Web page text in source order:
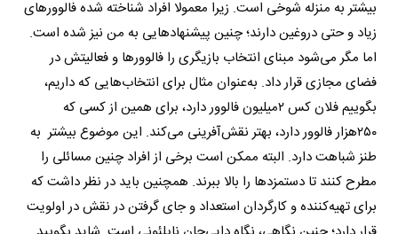
بیشتر به منزله شوخی است. زیرا معمولا افراد شناخته شده فالوور‌های
زیاد و حتی دروغین دارند؛ چنین پیشنهاد‌هایی به من نیز شده است.
اما مگر می‌شود مبنای انتخاب بازیگری را فالوور‌ها و فعالیتش در
فضای مجازی قرار داد. به‌عنوان مثال برای انتخاب‌هایی که داریم،
بگوییم فلان کس ٢‌میلیون فالوور دارد، برای همین از کسی که
٢٥٠‌هزار فالوور دارد، بهتر نقش‌آفرینی می‌کند. این موضوع بیشتر به
طنز شباهت دارد. البته ممکن است برخی از افراد چنین مسائلی را
مطرح کنند تا دستمزد‌ها را بالا ببرند. همچنین باید در نظر داشت که
برای تهیه‌کننده و کارگردان استعداد و جای گرفتن در نقش در اولویت